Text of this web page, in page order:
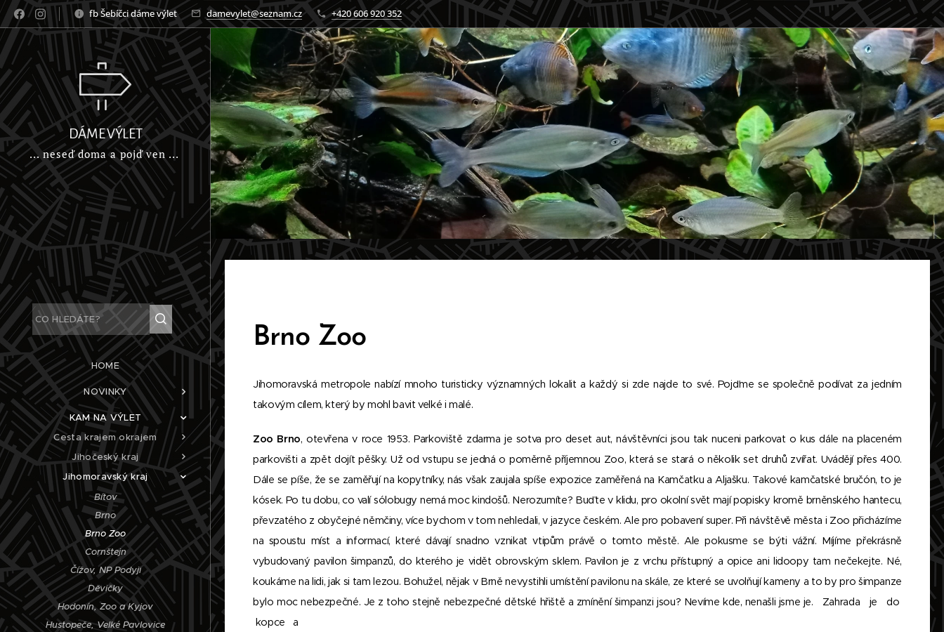
fb Šebíčci dáme výlet damevylet@seznam.cz +420 606 920 352
DÁME VÝLET
... neseď doma a pojď ven ...
HOME
NOVINKY
KAM NA VÝLET
Cesta krajem okrajem
Jihočeský kraj
Jihomoravský kraj
Bítov
Brno
Brno Zoo
Cornštejn
Čížov, NP Podyjí
Děvičky
Hodonín, Zoo a Kyjov
Hustopeče, Velké Pavlovice
Brno Zoo
Jihomoravská metropole nabízí mnoho turisticky významných lokalit a každý si zde najde to své. Pojďme se společně podívat za jedním
takovým cílem, který by mohl bavit velké i malé.
Zoo Brno, otevřena v roce 1953. Parkoviště zdarma je sotva pro deset aut, návštěvníci jsou tak nuceni parkovat o kus dále na placeném
parkovišti a zpět dojít pěšky. Už od vstupu se jedná o poměrně příjemnou Zoo, která se stará o několik set druhů zvířat. Uvádějí přes 400.
Dále se píše, že se zaměřují na kopytníky, nás však zaujala spíše expozice zaměřená na Kamčatku a Aljašku. Takové kamčatské bručón, to je
kósek. Po tu dobu, co valí sólobugy nemá moc kindošů. Nerozumíte? Buďte v klidu, pro okolní svět mají popisky kromě brněnského hantecu,
převzatého z obyčejné němčiny, více bychom v tom nehledali, v jazyce českém. Ale pro pobavení super. Při návštěvě města i Zoo přicházíme
na spoustu míst a informací, které dávají snadno vznikat vtipům právě o tomto městě. Ale pokusme se býti vážní. Míjíme překrásně
vybudovaný pavilon šimpanzů, do kterého je vidět obrovským sklem. Pavilon je z vrchu přístupný a opice ani lidoopy tam nečekejte. Né,
koukáme na lidi, jak si tam lezou. Bohužel, nějak v Brně nevystihli umístění pavilonu na skále, ze které se uvolňují kameny a to by pro šimpanze
bylo moc nebezpečné. Je z toho stejně nebezpečné dětské hřiště a zmínění šimpanzi jsou? Nevíme kde, nenašli jsme je. Zahrada je do
kopce a